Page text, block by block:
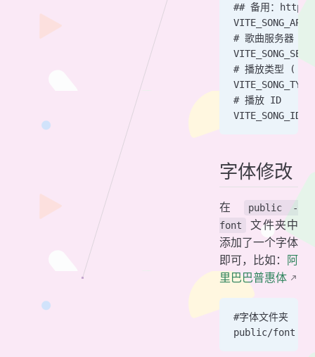
## 备用：
# 歌曲服务器 (
# 播放类型 (
# 播放 ID
VITE_SONG_ID
字体修改
在
public -
font
文件夹中
添加了一个字体
即可，比如： 阿
里巴巴普惠体
#字体文件夹
public/font